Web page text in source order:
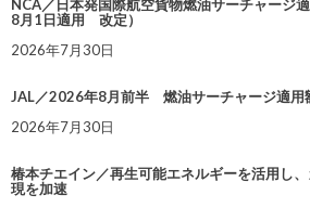
NCA／日本発国際航空貨物燃油サーチャージ
8月1日適用 改定）
2026年7月30日
JAL／2026年8月前半 燃油サーチャージ適用
2026年7月30日
椿本チエイン／再生可能エネルギーを活用し
現を加速